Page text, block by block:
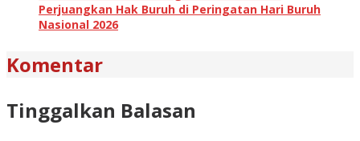
Perjuangkan Hak Buruh di Peringatan Hari Buruh
Nasional 2026
Komentar
Tinggalkan Balasan